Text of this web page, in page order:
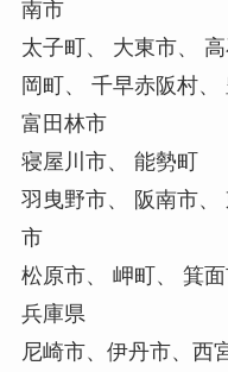
南市
太子町、 大東市、
岡町、 千早赤阪村、
富田林市
寝屋川市、 能勢町
羽曳野市、 阪南市
市
松原市、 岬町、 箕
兵庫県
尼崎市、伊丹市、西